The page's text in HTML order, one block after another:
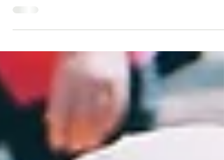
tristețea, anxietatea, frica sau furia ne copleșesc și ne fac
să știi că nu ești singur. Psihoterapia experiențială
focalizată pe emoții, sau EFT, este o metodă validată
științific care te poate ajuta să înțelegi mai bine ce
să îți explorezi emoțiile și să le transformi în resurse
să te sprijine în via